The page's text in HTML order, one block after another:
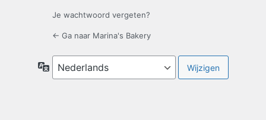
Je wachtwoord vergeten?
← Ga naar Marina's Bakery
Taal